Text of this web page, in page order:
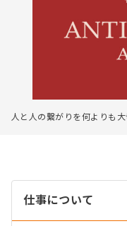
人と人の繋がりを何よりも
仕事について